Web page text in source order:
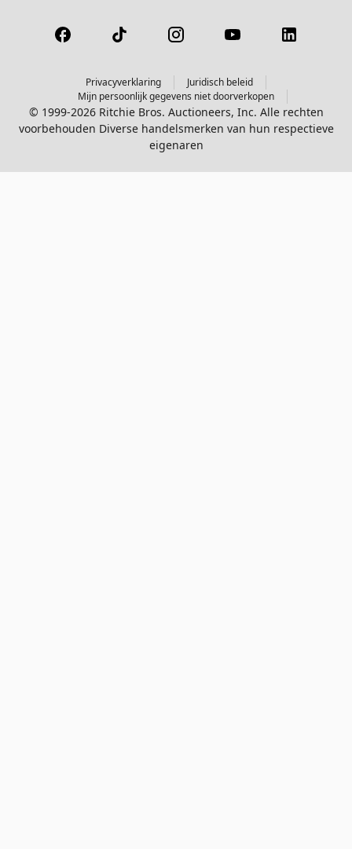
Privacyverklaring
Juridisch beleid
Mijn persoonlijk gegevens niet doorverkopen
© 1999-2026 Ritchie Bros. Auctioneers, Inc. Alle rechten
voorbehouden Diverse handelsmerken van hun respectieve
eigenaren